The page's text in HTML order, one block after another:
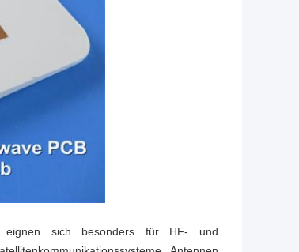
eignen sich besonders für HF- und